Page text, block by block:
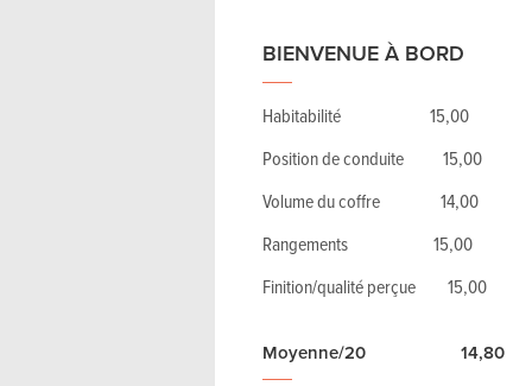
BIENVENUE À BORD
Habitabilité 15,00
Position de conduite 15,00
Volume du coffre 14,00
Rangements 15,00
Finition/qualité perçue 15,00
Moyenne/20 14,80